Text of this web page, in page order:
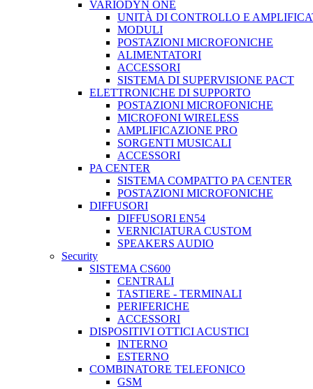
VARIODYN ONE
UNITÀ DI CONTROLLO E
MODULI
POSTAZIONI MICROFONICHE
ALIMENTATORI
ACCESSORI
SISTEMA DI SUPERVISIONE PACT
ELETTRONICHE DI SUPPORTO
POSTAZIONI MICROFONICHE
MICROFONI WIRELESS
AMPLIFICAZIONE PRO
SORGENTI MUSICALI
ACCESSORI
PA CENTER
SISTEMA COMPATTO PA CENTER
POSTAZIONI MICROFONICHE
DIFFUSORI
DIFFUSORI EN54
VERNICIATURA CUSTOM
SPEAKERS AUDIO
Security
SISTEMA CS600
CENTRALI
TASTIERE - TERMINALI
PERIFERICHE
ACCESSORI
DISPOSITIVI OTTICI ACUSTICI
INTERNO
ESTERNO
COMBINATORE TELEFONICO
GSM